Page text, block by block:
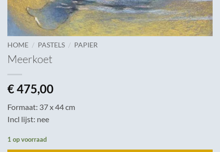
HOME / PASTELS / PAPIER
Meerkoet
€475,00
Formaat: 37 x 44 cm
Incl lijst: nee
1 op voorraad